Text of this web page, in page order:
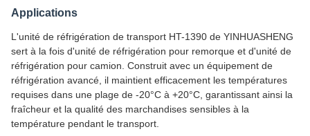
Applications
L'unité de réfrigération de transport HT-1390 de YINHUASHENG
sert à la fois d'unité de réfrigération pour remorque et d'unité de
réfrigération pour camion. Construit avec un équipement de
réfrigération avancé, il maintient efficacement les températures
requises dans une plage de -20°C à +20°C, garantissant ainsi la
fraîcheur et la qualité des marchandises sensibles à la
température pendant le transport.